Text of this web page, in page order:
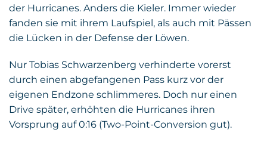
der Hurricanes. Anders die Kieler. Immer wieder
fanden sie mit ihrem Laufspiel, als auch mit Pässen
die Lücken in der Defense der Löwen.
Nur Tobias Schwarzenberg verhinderte vorerst
durch einen abgefangenen Pass kurz vor der
eigenen Endzone schlimmeres. Doch nur einen
Drive später, erhöhten die Hurricanes ihren
Vorsprung auf 0:16 (Two-Point-Conversion gut).